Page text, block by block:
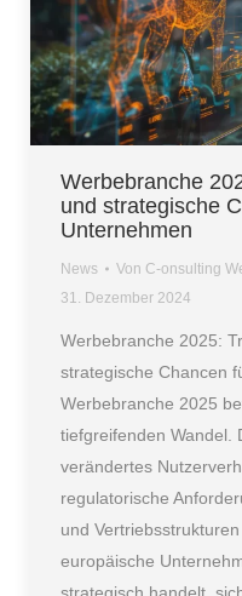
Werbebranche
und strategische
Unternehmen
News Von C-onsulting
31. Dezember 2024
Werbebranche 2025:
strategische Chancen
Werbebranche 2025
tiefgreifenden Wandel.
verändertes
regulatorische
und
europäische
strategisch handelt,